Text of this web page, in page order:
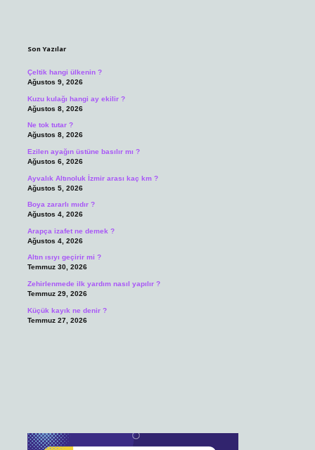
Son Yazılar
Çeltik hangi ülkenin ?
Ağustos 9, 2026
Kuzu kulağı hangi ay ekilir ?
Ağustos 8, 2026
Ne tok tutar ?
Ağustos 8, 2026
Ezilen ayağın üstüne basılır mı ?
Ağustos 6, 2026
Ayvalık Altınoluk İzmir arası kaç km ?
Ağustos 5, 2026
Boya zararlı mıdır ?
Ağustos 4, 2026
Arapça izafet ne demek ?
Ağustos 4, 2026
Altın ısıyı geçirir mi ?
Temmuz 30, 2026
Zehirlenmede ilk yardım nasıl yapılır ?
Temmuz 29, 2026
Küçük kayık ne denir ?
Temmuz 27, 2026